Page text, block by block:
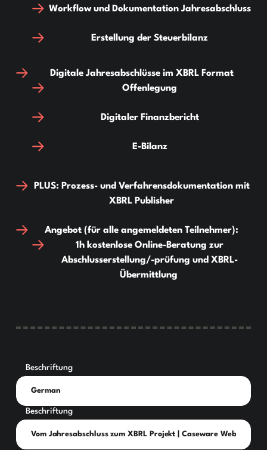
Workflow und Dokumentation Jahresabschluss
Erstellung der Steuerbilanz
Digitale Jahresabschlüsse im XBRL Format
Offenlegung
Digitaler Finanzbericht
E-Bilanz
PLUS: Prozess- und Verfahrensdokumentation mit
XBRL Publisher
Angebot (für alle angemeldeten Teilnehmer):
1h kostenlose Online-Beratung zur
Abschlusserstellung/-prüfung und XBRL-
Übermittlung
Beschriftung
Beschriftung